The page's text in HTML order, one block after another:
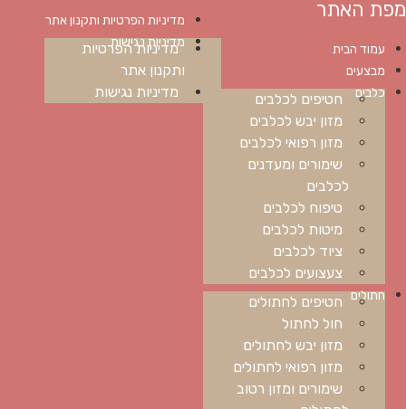
מפת האתר
עמוד הבית
מבצעים
כלבים
חטיפים לכלבים
מזון יבש לכלבים
מזון רפואי לכלבים
שימורים ומעדנים
לכלבים
טיפוח לכלבים
מיטות לכלבים
ציוד לכלבים
צעצועים לכלבים
חתולים חטיפים לחתולים
חול לחתול
מזון יבש לחתולים
מזון רפואי לחתולים
שימורים ומזון רטוב
מדיניות הפרטיות ותקנון אתר
מדיניות נגישות
מדיניות הפרטיות
ותקנון אתר
מדיניות נגישות